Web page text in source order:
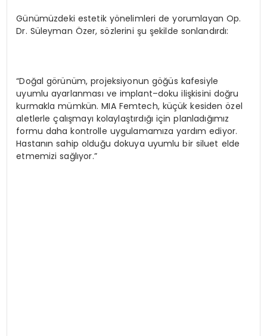
Günümüzdeki estetik yönelimleri de yorumlayan Op.
Dr. Süleyman Özer, sözlerini şu şekilde sonlandırdı:
“Doğal görünüm, projeksiyonun göğüs kafesiyle
uyumlu ayarlanması ve implant–doku ilişkisini doğru
kurmakla mümkün. MIA Femtech, küçük kesiden özel
aletlerle çalışmayı kolaylaştırdığı için planladığımız
formu daha kontrolle uygulamamıza yardım ediyor.
Hastanın sahip olduğu dokuya uyumlu bir siluet elde
etmemizi sağlıyor.”